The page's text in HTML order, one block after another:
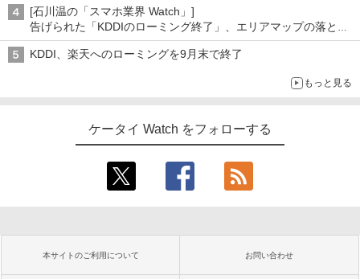
[石川温の「スマホ業界 Watch」]
告げられた「KDDIのローミング終了」、エリアマップの落とし
穴と楽天モバイルの課題
KDDI、楽天へのローミングを9月末で終了
もっと見る
ケータイ Watch をフォローする
本サイトのご利用について お問い合わせ